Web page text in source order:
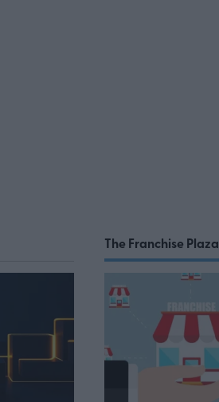
The Franchise Plaza